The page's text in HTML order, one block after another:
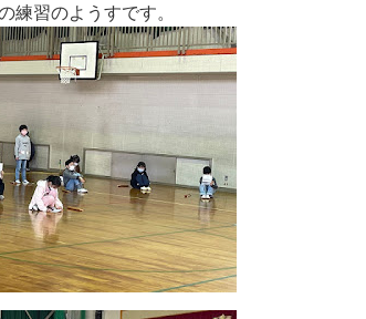
練習のようすです。